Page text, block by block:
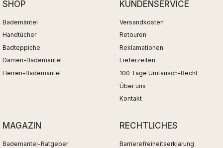
SHOP
Bademäntel
Handtücher
Badteppiche
Damen-Bademäntel
Herren-Bademäntel
KUNDENSERVICE
Versandkosten
Retouren
Reklamationen
Lieferzeiten
100 Tage Umtausch-Recht
Über uns
Kontakt
MAGAZIN
Bademantel-Ratgeber
RECHTLICHES
Barrierefreiheitserklärung